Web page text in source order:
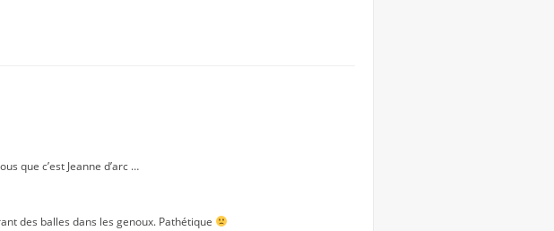
que c’est Jeanne d’arc …
des balles dans les genoux. Pathétique